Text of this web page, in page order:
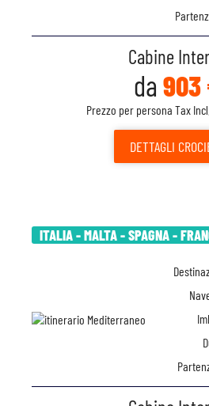
Cabine
da 903
Prezzo per persona Tax
DETTAGLI
ITALIA - MALTA - SPAGNA -